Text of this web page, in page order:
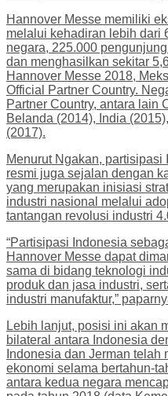
Hannover Messe memiliki
melalui kehadiran lebih dari
negara, 225.000
dan menghasilkan sekitar
Hannover Messe 2018,
Official Partner Country.
Partner Country, antara lain
Belanda (2014), India
(2017).
Menurut Ngakan,
resmi juga sejalan dengan
yang merupakan inisiasi
industri nasional melalui
tantangan revolusi industri
“Partisipasi Indonesia
Hannover Messe dapat
sama di bidang teknologi
produk dan jasa industri,
industri manufaktur,”
Lebih lanjut, posisi ini akan
bilateral antara Indonesia
Indonesia dan Jerman
ekonomi selama bertahun-
antara kedua negara